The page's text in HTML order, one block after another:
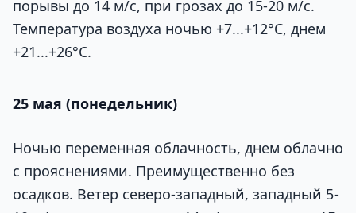
порывы до 14 м/с, при грозах до 15-20 м/с.
Температура воздуха ночью +7...+12°С, днем
+21...+26°С.
25 мая (понедельник)
Ночью переменная облачность, днем облачно
с прояснениями. Преимущественно без
осадков. Ветер северо-западный, западный 5-